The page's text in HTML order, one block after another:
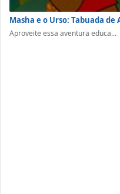
Aproveite essa aventura educa...